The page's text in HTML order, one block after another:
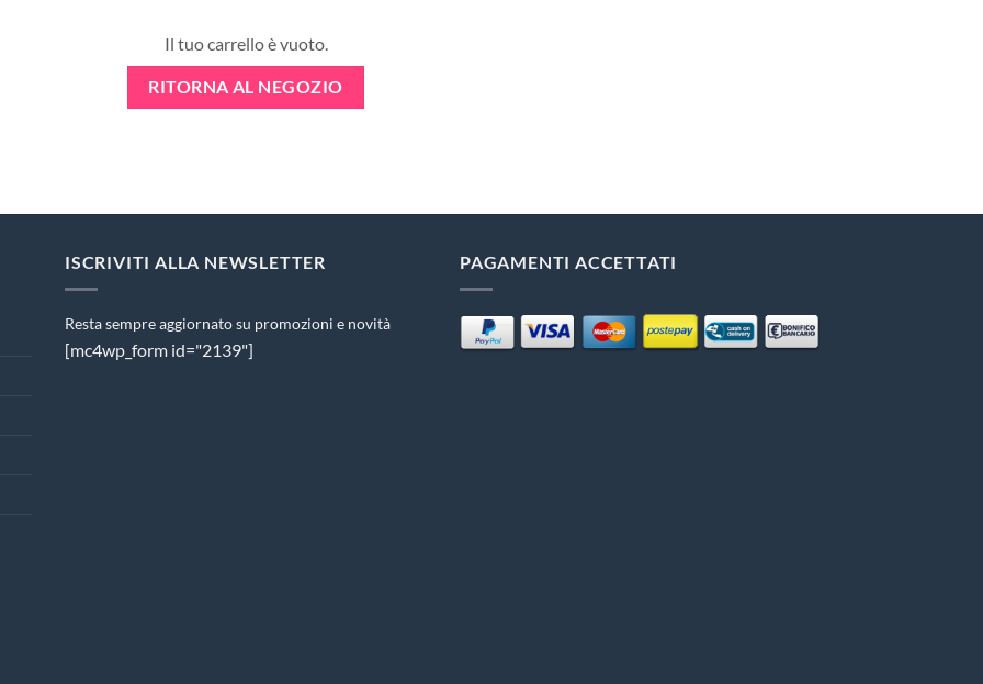
Il tuo carrello è vuoto.
RITORNA AL NEGOZIO
ISCRIVITI ALLA NEWSLETTER
Resta sempre aggiornato su promozioni e novità
[mc4wp_form id="2139"]
PAGAMENTI ACCETTATI